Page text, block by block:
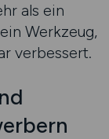
als ein
Werkzeug,
verbessert.